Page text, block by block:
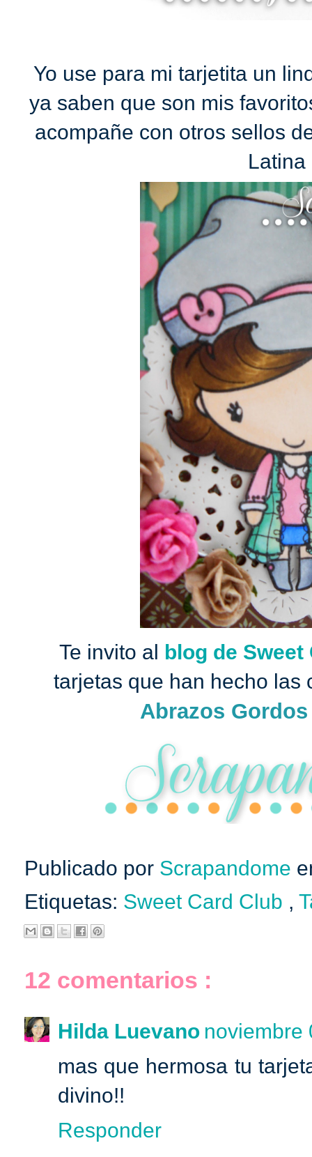
Yo use para mi tarjetita un
ya saben que son mis
acompañe con otros sellos
Latina
Te invito al blog de
tarjetas que han hecho las
Abrazos
Publicado por Scrapandome
Etiquetas: Sweet Card Club ,
12 comentarios :
Hilda Luevano noviembre
mas que hermosa tu
divino!!
Responder